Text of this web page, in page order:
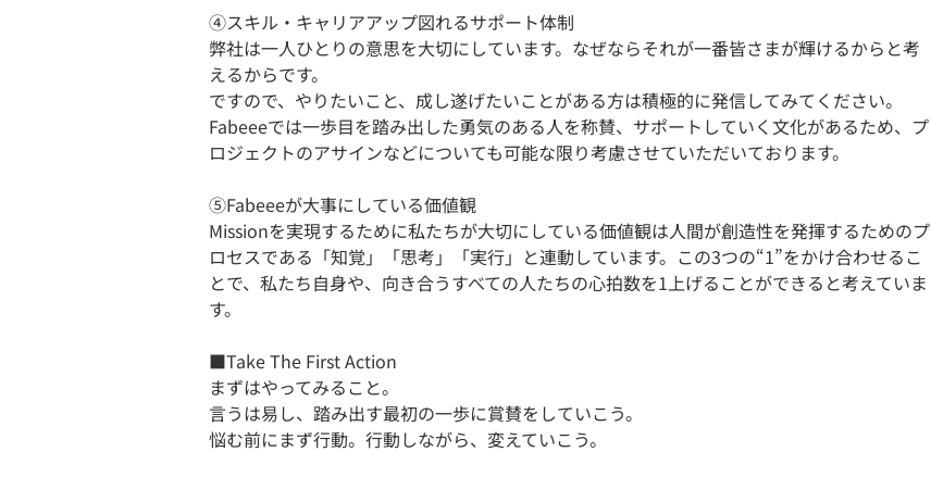
④スキル・キャリアアップ図れるサポート体制
弊社は一人ひとりの意思を大切にしています。なぜならそれが一番皆さまが輝けるからと考
えるからです。
ですので、やりたいこと、成し遂げたいことがある方は積極的に発信してみてください。
Fabeeeでは一歩目を踏み出した勇気のある人を称賛、サポートしていく文化があるため、プ
ロジェクトのアサインなどについても可能な限り考慮させていただいております。
⑤Fabeeeが大事にしている価値観
Missionを実現するために私たちが大切にしている価値観は人間が創造性を発揮するためのプ
ロセスである「知覚」「思考」「実行」と連動しています。この3つの“1”をかけ合わせるこ
とで、私たち自身や、向き合うすべての人たちの心拍数を1上げることができると考えていま
す。
■Take The First Action
まずはやってみること。
言うは易し、踏み出す最初の一歩に賞賛をしていこう。
悩む前にまず行動。行動しながら、変えていこう。